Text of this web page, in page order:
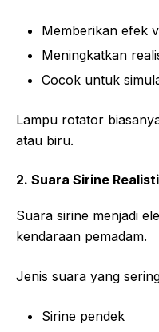
Memberikan efek
Meningkatkan
Cocok untuk
Lampu rotator
atau biru.
2. Suara Sirine
Suara sirine menjadi
kendaraan pemadam.
Jenis suara yang
Sirine pendek